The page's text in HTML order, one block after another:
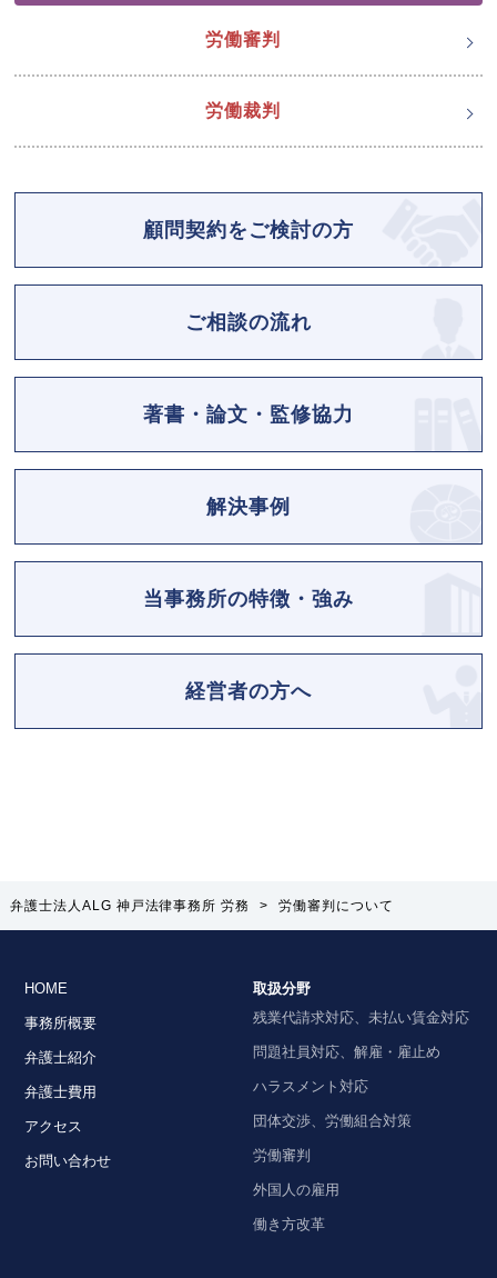
労働審判
労働裁判
顧問契約をご検討の方
ご相談の流れ
著書・論文・監修協力
解決事例
当事務所の特徴・強み
経営者の方へ
弁護士法人ALG 神戸法律事務所 労務 > 労働審判について
HOME
事務所概要
弁護士紹介
弁護士費用
アクセス
お問い合わせ
取扱分野
残業代請求対応、未払い賃金対応
問題社員対応、解雇・雇止め
ハラスメント対応
団体交渉、労働組合対策
労働審判
外国人の雇用
働き方改革